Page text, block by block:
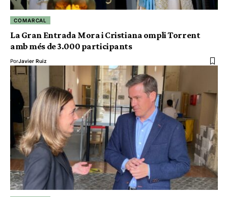
COMARCAL
La Gran Entrada Mora i Cristiana ompli Torrent
amb més de 3.000 participants
PorJavier Ruiz